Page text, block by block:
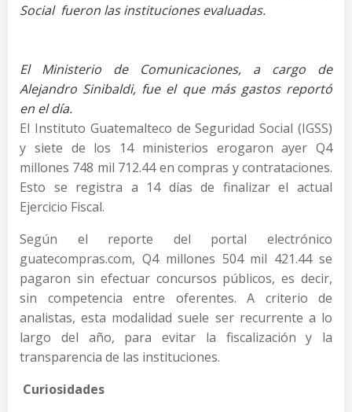
Social fueron las instituciones evaluadas.
El Ministerio de Comunicaciones, a cargo de
Alejandro Sinibaldi, fue el que más gastos reportó
en el día.
El Instituto Guatemalteco de Seguridad Social (IGSS)
y siete de los 14 ministerios erogaron ayer Q4
millones 748 mil 712.44 en compras y contrataciones.
Esto se registra a 14 días de finalizar el actual
Ejercicio Fiscal.
Según el reporte del portal electrónico
guatecompras.com, Q4 millones 504 mil 421.44 se
pagaron sin efectuar concursos públicos, es decir,
sin competencia entre oferentes. A criterio de
analistas, esta modalidad suele ser recurrente a lo
largo del año, para evitar la fiscalización y la
transparencia de las instituciones.
Curiosidades